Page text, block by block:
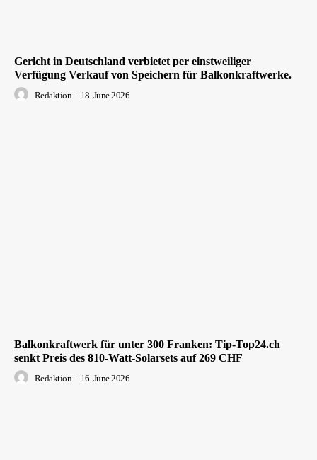
Gericht in Deutschland verbietet per einstweiliger
Verfügung Verkauf von Speichern für Balkonkraftwerke.
Redaktion - 18. June 2026
Balkonkraftwerk für unter 300 Franken: Tip-Top24.ch
senkt Preis des 810-Watt-Solarsets auf 269 CHF
Redaktion - 16. June 2026